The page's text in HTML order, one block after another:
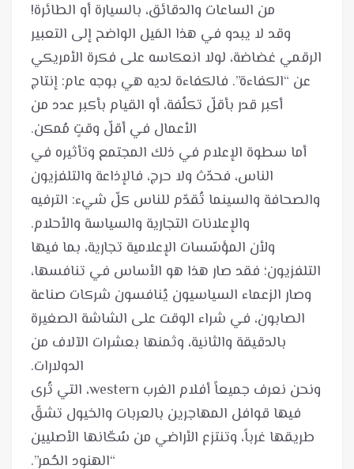
وقد لا يبدو في هذا المَيل الواضح إلى التعبير
الرقمي غضاضة، لولا انعكاسه على فكرة الأمريكي
عن “الكفاءة”. فالكفاءة لديه هي بوجه عام: إنتاج
أكبر قدر بأقلّ تكلُفة، أو القيام بأكبر عدد من
أما سطوة الإعلام في ذلك المجتمع وتأثيره في
الناس، فحدّث ولا حرج، فالإذاعة والتلفزيون
والصحافة والسينما تُقدّم للناس كلّ شيء: الترفيه
ولأن المؤسّسات الإعلامية تجارية، بما فيها
التلفزيون؛ فقد صار هذا هو الأساس في تنافسها،
وصار الزعماء السياسيون يُنافسون شركات صناعة
الصابون، في شراء الوقت على الشاشة الصغيرة
بالدقيقة والثانية، وثمنها بعشرات الآلاف من
ونحن نعرف جميعاً أفلام الغرب western، التي تُرى
فيها قوافل المهاجرين بالعربات والخيول تشقّ
طريقها غرباً، وتنتزع الأراضي من سُكّانها الأصليين